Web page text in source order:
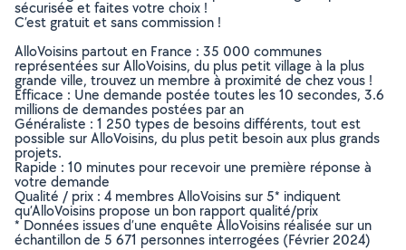
sécurisée et faites votre choix !
C’est gratuit et sans commission !
AlloVoisins partout en France : 35 000 communes
représentées sur AlloVoisins, du plus petit village à la plus
grande ville, trouvez un membre à proximité de chez vous !
Efficace : Une demande postée toutes les 10 secondes, 3.6
millions de demandes postées par an
Généraliste : 1 250 types de besoins différents, tout est
possible sur AlloVoisins, du plus petit besoin aux plus grands
projets.
Rapide : 10 minutes pour recevoir une première réponse à
votre demande
Qualité / prix : 4 membres AlloVoisins sur 5* indiquent
qu’AlloVoisins propose un bon rapport qualité/prix
* Données issues d’une enquête AlloVoisins réalisée sur un
échantillon de 5 671 personnes interrogées (Février 2024)